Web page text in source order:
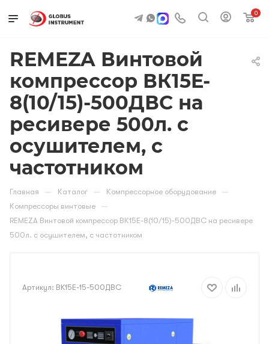
0
REMEZA Винтовой
компрессор ВК15E-
8(10/15)-500ДВС на
ресивере 500л. с
осушителем, с
частотником
Главная — Каталог — Компрессорное оборудование —
Компрессоры винтовые —
REMEZA Винтовой компрессор ВК15E-8(10/15)-500ДВС на ресивере
500л. с осушителем, с частотником
Артикул: BK15E-15-500ДВС